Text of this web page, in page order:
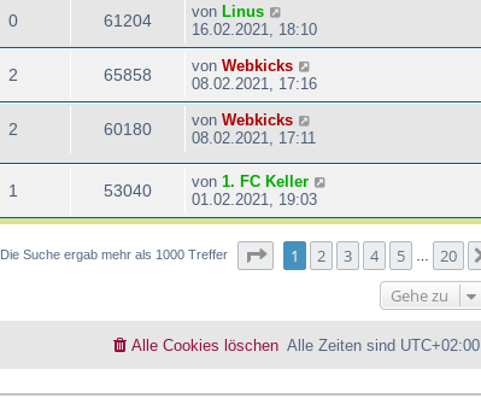
0 61204 von Linus
16.02.2021, 18:10
2 65858 von Webkicks
08.02.2021, 17:16
2 60180 von Webkicks
08.02.2021, 17:11
1 53040 von 1. FC Keller
01.02.2021, 19:03
Die Suche ergab mehr als 1000 Treffer Seite von20
1 2 3 4 5 20
Gehe zu
Alle Zeiten sind UTC+02:00
Alle Cookies löschen